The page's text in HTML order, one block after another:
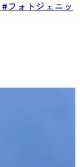
#フォトジェニッ